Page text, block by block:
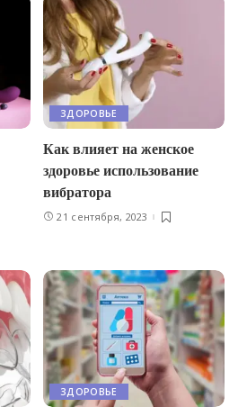
ЗДОРОВЬЕ
Как влияет на женское
здоровье использование
вибратора
21 сентября, 2023
ЗДОРОВЬЕ